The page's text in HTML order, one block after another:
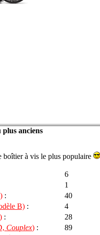
plus anciens
boîtier à vis le plus populaire
6
1
:
40
B) :
4
:
28
Couplex) :
89